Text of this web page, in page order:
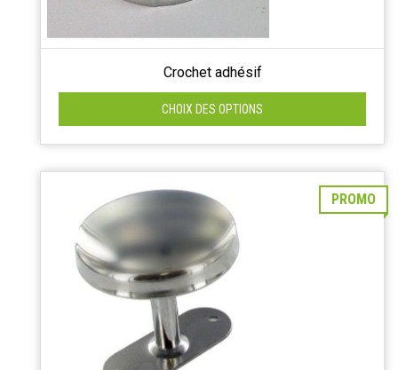
Crochet adhésif
CHOIX DES OPTIONS
PROMO